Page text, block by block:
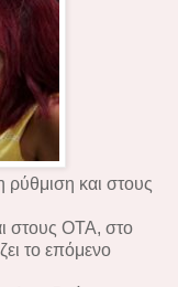
ρύθμιση και στους
στους ΟΤΑ, στο
το επόμενο